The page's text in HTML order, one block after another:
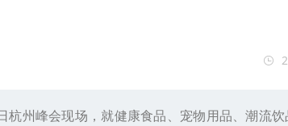
杭州峰会现场，就健康食品、宠物用品、潮流